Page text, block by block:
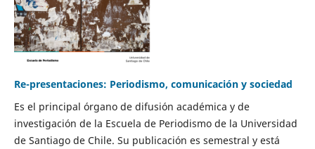
Re-presentaciones: Periodismo, comunicación y sociedad
Es el principal órgano de difusión académica y de
investigación de la Escuela de Periodismo de la Universidad
de Santiago de Chile. Su publicación es semestral y está